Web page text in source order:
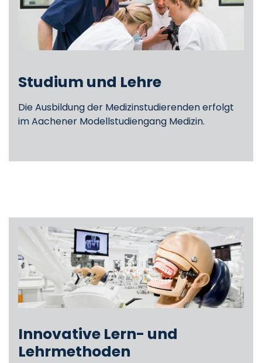
Studium und Lehre
Die Ausbildung der Medizinstudierenden erfolgt
im Aachener Modellstudiengang Medizin.
Innovative Lern- und
Lehrmethoden